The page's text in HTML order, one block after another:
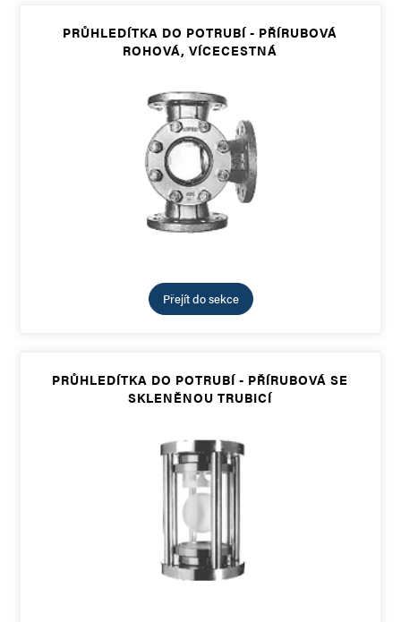
PRŮHLEDÍTKA DO POTRUBÍ - PŘÍRUBOVÁ
ROHOVÁ, VÍCECESTNÁ
Přejít do sekce
PRŮHLEDÍTKA DO POTRUBÍ - PŘÍRUBOVÁ SE
SKLENĚNOU TRUBICÍ